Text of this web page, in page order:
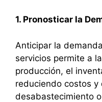
1. Pronosticar la
Anticipar la
servicios permite a
producción, el
reduciendo costos y
desabastecimiento